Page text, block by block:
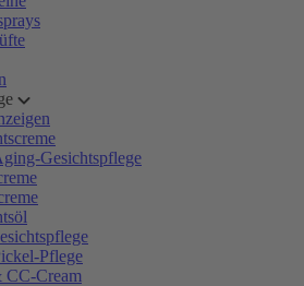
Gesichtspflege
Pflege
Cream